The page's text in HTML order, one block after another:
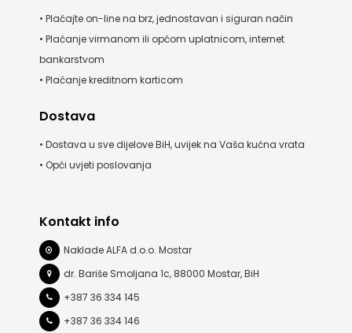
• Plaćajte on-line na brz, jednostavan i siguran način
• Plaćanje virmanom ili općom uplatnicom, internet
bankarstvom
• Plaćanje kreditnom karticom
Dostava
• Dostava u sve dijelove BiH, uvijek na Vaša kućna vrata
• Opći uvjeti poslovanja
Kontakt info
Naklade ALFA d.o.o. Mostar
dr. Bariše Smoljana 1c, 88000 Mostar, BiH
+387 36 334 145
+387 36 334 146